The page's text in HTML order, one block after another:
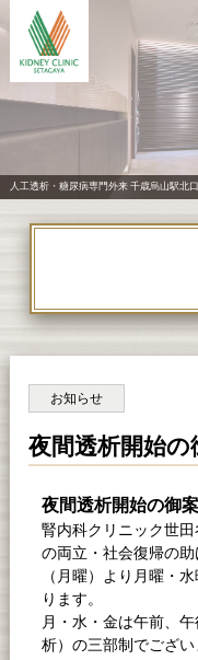
人工透析・糖尿病専門外来 千歳烏山駅北口
夜間透析開始の
お知らせ
夜間透析開始の御
腎内科クリニック世
の両立・社会復帰の助
（月曜）より月曜・
ります。
月・水・金は午前、
析）の三部制でござい